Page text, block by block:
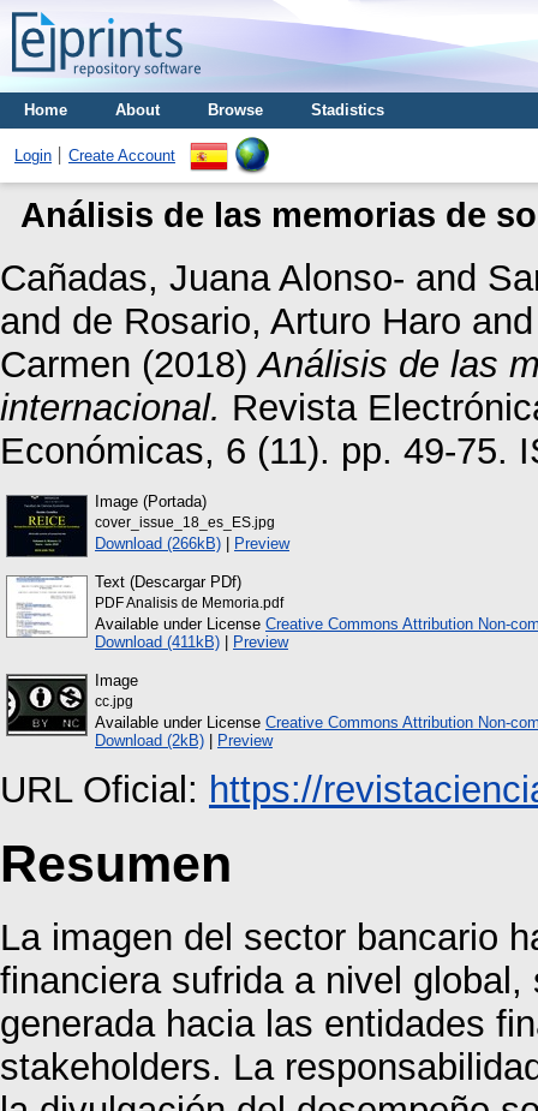
Home About Browse Stadistics
Login Create Account
Análisis de las memorias de
Cañadas, Juana Alonso- and
and de Rosario, Arturo Haro
Carmen (2018)Análisis de las
internacional. Revista
Económicas, 6 (11). pp. 49-75.
Image (Portada)
cover_issue_18_es_ES.jpg
Download (266kB) | Preview
Text (Descargar PDf)
PDF Analisis de Memoria.pdf
Available under License Creative Commons Attribution Non-
Download (411kB) | Preview
Image
cc.jpg
Available under License Creative Commons Attribution Non-
Download (2kB) | Preview
URL Oficial: https://
Resumen
La imagen del sector bancario
financiera sufrida a nivel
generada hacia las entidades
stakeholders. La